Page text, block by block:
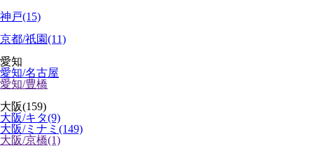
神戸(15)
京都/祇園(11)
愛知
愛知/名古屋
愛知/豊橋
大阪(159)
大阪/キタ(9)
大阪/ミナミ(149)
大阪/京橋(1)